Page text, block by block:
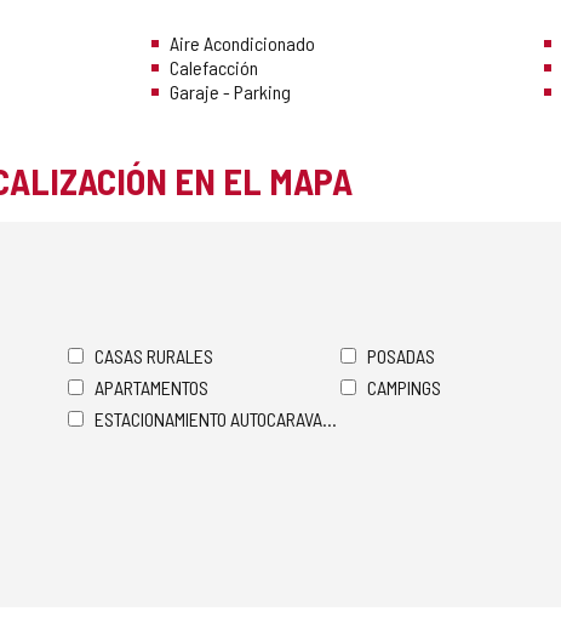
Aire Acondicionado
Calefacción
Garaje - Parking
EN EL MAPA
CASAS RURALES POSADAS
APARTAMENTOS CAMPINGS
ESTACIONAMIENTO AUTOCARAVANAS